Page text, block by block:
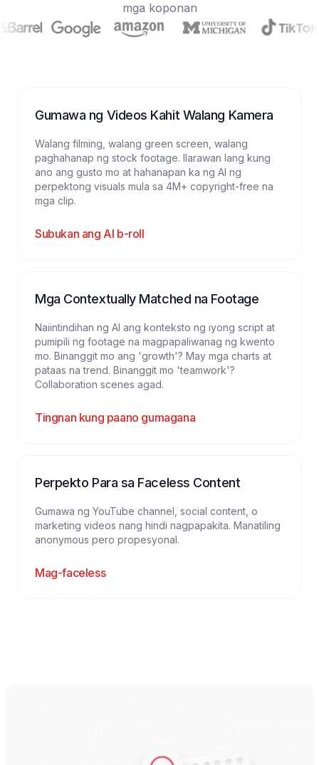
mga koponan
Gumawa ng Videos Kahit Walang Kamera
Walang filming, walang green screen, walang
paghahanap ng stock footage. Ilarawan lang kung
ano ang gusto mo at hahanapan ka ng AI ng
perpektong visuals mula sa 4M+ copyright-free na
mga clip.
Subukan ang AI b-roll
Mga Contextually Matched na Footage
Naiintindihan ng AI ang konteksto ng iyong script at
pumipili ng footage na magpapaliwanag ng kwento
mo. Binanggit mo ang 'growth'? May mga charts at
pataas na trend. Binanggit mo 'teamwork'?
Collaboration scenes agad.
Tingnan kung paano gumagana
Perpekto Para sa Faceless Content
Gumawa ng YouTube channel, social content, o
marketing videos nang hindi nagpapakita. Manatiling
anonymous pero propesyonal.
Mag-faceless